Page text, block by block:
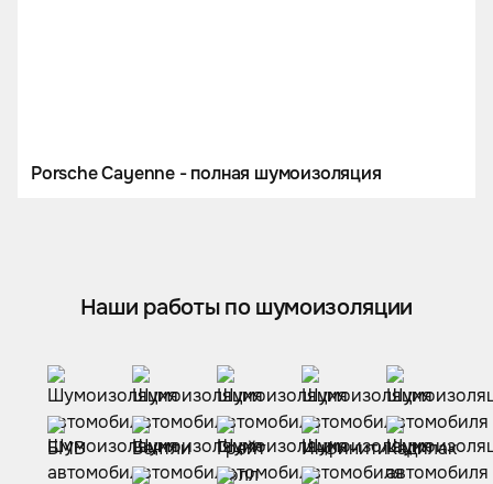
Porsche Cayenne - полная шумоизоляция
Наши работы по шумоизоляции